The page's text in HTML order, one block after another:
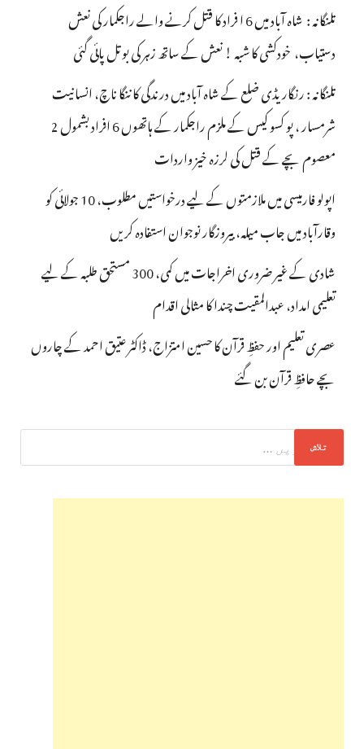
تلنگانہ : شاہ آباد میں 6 ا فراد کا قتل کرنے والے راجکمار کی نعش
دستیاب، خودکشی کا شبہ ! نعش کے ساتھ زہر کی بوتل پائی گئی
تلنگانہ : رنگاریڈی ضلع کے شاہ آباد میں درندگی کا ننگا ناچ، انسانیت
شرمسار ، پو کسو کیس کے ملزم راجکمار کے ہاتھوں 6 افراد بشمول 2
معصوم بچے کے قتل کی لرزہ خیز واردات
اپولو فارمیسی میں ملازمتوں کے لیے درخواستیں مطلوب، 10 جولائی کو
وقارآباد میں جاب میلہ، بیروزگار نوجوان استفادہ کریں
شادی کے غیر ضروری اخراجات میں کمی، 300 مستحق طلبہ کے لیے
تعلیمی امداد، عبدالمقیت چندا کا مثالی اقدام
عصری تعلیم اور حفظِ قرآن کا حسین امتزاج، ڈاکٹر عتیق احمد کے چاروں
بچے حافظِ قرآن بن گئے